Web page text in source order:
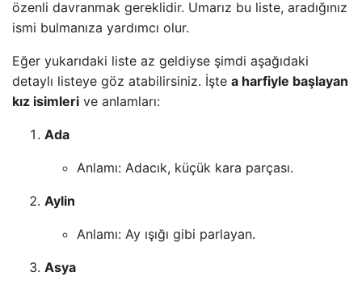
özenli davranmak gereklidir. Umarız bu liste, aradığınız
ismi bulmanıza yardımcı olur.
Eğer yukarıdaki liste az geldiyse şimdi aşağıdaki
detaylı listeye göz atabilirsiniz. İşte a harfiyle başlayan
kız isimleri ve anlamları:
Ada
Anlamı: Adacık, küçük kara parçası.
Aylin
Anlamı: Ay ışığı gibi parlayan.
Asya